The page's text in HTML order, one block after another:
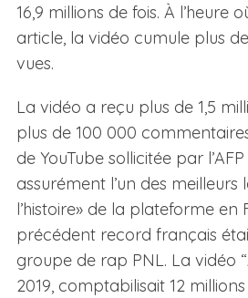
16,9 millions de fois. À l’heure
article, la vidéo cumule plus
vues.
La vidéo a reçu plus de 1,5
plus de 100 000
de YouTube sollicitée par
assurément l’un des
l’histoire» de la plateforme en
précédent record français
groupe de rap PNL. La vidéo
2019, comptabilisait 12
S
e
r
c